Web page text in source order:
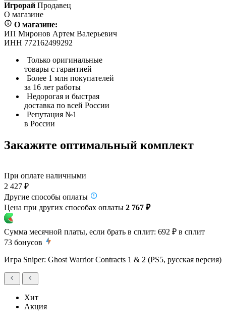
Игрорай Продавец
О магазине
О магазине:
ИП Миронов Артем Валерьевич
ИНН 772162499292
Только оригинальные
товары с гарантией
Более 1 млн покупателей
за 16 лет работы
Недорогая и быстрая
доставка по всей России
Репутация №1
в России
Закажите оптимальный комплект
При оплате наличными
2 427 ₽
Другие способы оплаты
Цена при других способах оплаты 2 767 ₽
Сумма месячной платы, если брать в сплит: 692 ₽ в сплит
73 бонусов
Игра Sniper: Ghost Warrior Contracts 1 & 2 (PS5, русская версия)
Хит
Акция